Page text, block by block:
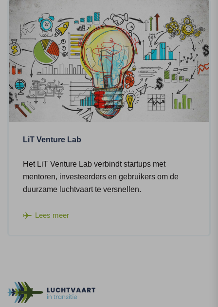
LiT Venture Lab
Het LiT Venture Lab verbindt startups met
mentoren, investeerders en gebruikers om de
duurzame luchtvaart te versnellen.
Lees meer